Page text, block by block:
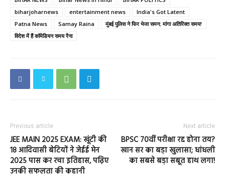
biharjoharnews
entertainment news
India's Got Latent
Patna News
Samay Raina
मुंबई पुलिस ने फिर भेजा समन; मांगा अतिरिक्त समय!
विदेश में हैं कॉमेडियन समय रैना
Previous article
JEE MAIN 2025 EXAM: खूंटी की
18 आदिवासी बेटियों ने जेईई मेन
2025 पास कर रचा इतिहास, पढ़िए
उनकी सफलता की कहानी
Next article
BPSC 70वीं परीक्षा रद्द होना तय?
खान सर का बड़ा खुलासा; धांधली
का सबसे बड़ा सबूत हाथ लगा!